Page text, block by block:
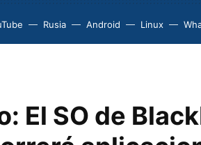
Rusia Android Linux
El SO de